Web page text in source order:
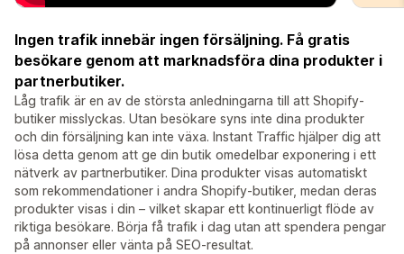
Ingen trafik innebär ingen försäljning. Få gratis
besökare genom att marknadsföra dina produkter i
partnerbutiker.
Låg trafik är en av de största anledningarna till att Shopify-
butiker misslyckas. Utan besökare syns inte dina produkter
och din försäljning kan inte växa. Instant Traffic hjälper dig att
lösa detta genom att ge din butik omedelbar exponering i ett
nätverk av partnerbutiker. Dina produkter visas automatiskt
som rekommendationer i andra Shopify-butiker, medan deras
produkter visas i din – vilket skapar ett kontinuerligt flöde av
riktiga besökare. Börja få trafik i dag utan att spendera pengar
på annonser eller vänta på SEO-resultat.